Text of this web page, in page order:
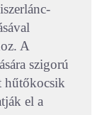
A
szigorú
hűtőkocsik
el a